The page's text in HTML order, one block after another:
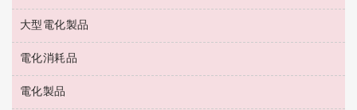
園芸用品
ペット用品
消臭・芳香剤
殺虫剤
飲食用消耗品
大型シュレッダー（共配）
レーザーポインター
ラミネートフィルム
ラミネータ
大型電化製品
冷蔵庫・キッチン・調理家電
テレビ・ＡＶ機器
電化消耗品
電球・蛍光灯
電化製品